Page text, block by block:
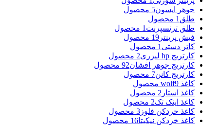
جوهر اپسون5 محصول
طلق 1 محصول
طلق ترنسپرنت 1 محصول
فیش پرینتر 19 محصول
کاتر دستی 1 محصول
کارتریج hp لیزری
2 محصول
کارتریج جوهر افشان92 محصول
کارتریج کانن7 محصول
کاغذ wolf 9 محصول
کاغذ استار 2 محصول
کاغذ اینک تک2 محصول
کاغذ خردکن فلوز 3 محصول
کاغذ خردکن نیکیتا16 محصول